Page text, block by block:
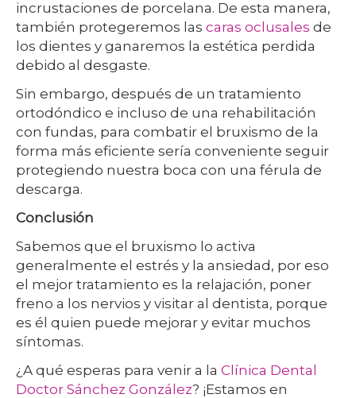
incrustaciones de porcelana. De esta manera,
también protegeremos las caras oclusales de
los dientes y ganaremos la estética perdida
debido al desgaste.
Sin embargo, después de un tratamiento
ortodóndico e incluso de una rehabilitación
con fundas, para combatir el bruxismo de la
forma más eficiente sería conveniente seguir
protegiendo nuestra boca con una férula de
descarga.
Conclusión
Sabemos que el bruxismo lo activa
generalmente el estrés y la ansiedad, por eso
el mejor tratamiento es la relajación, poner
freno a los nervios y visitar al dentista, porque
es él quien puede mejorar y evitar muchos
síntomas.
¿A qué esperas para venir a la Clínica Dental
Doctor Sánchez González? ¡Estamos en